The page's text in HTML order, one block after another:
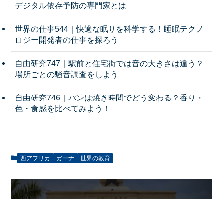
デジタル依存予防の専門家とは
世界の仕事544｜快適な眠りを科学する！睡眠テクノ
ロジー開発者の仕事を探ろう
自由研究747｜駅前と住宅街では音の大きさは違う？
場所ごとの騒音調査をしよう
自由研究746｜パンは焼き時間でどう変わる？香り・
色・食感を比べてみよう！
西アフリカ ガーナ 世界の教育